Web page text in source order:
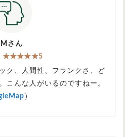
Mさん
★★★★★5
ク、人間性、フランクさ、ど
こんな人がいるのですねー。
）